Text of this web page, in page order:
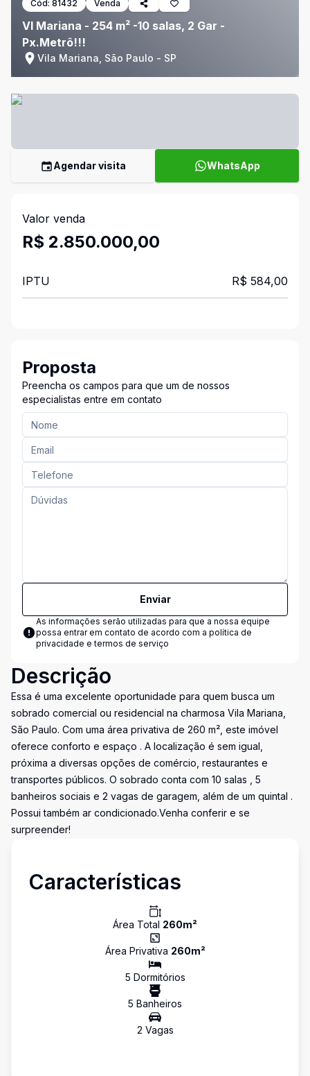
Cód: 81432 Venda
Vl Mariana - 254 m² -10 salas, 2 Gar -
Px.Metrô!!!
Vila Mariana, São Paulo - SP
Agendar visita WhatsApp
Valor venda
R$ 2.850.000,00
IPTU R$ 584,00
Proposta
Preencha os campos para que um de nossos
especialistas entre em contato
Enviar
As informações serão utilizadas para que a nossa equipe
possa entrar em contato de acordo com a política de
privacidade e termos de serviço
Descrição
Essa é uma excelente oportunidade para quem busca um
sobrado comercial ou residencial na charmosa Vila Mariana,
São Paulo. Com uma área privativa de 260 m², este imóvel
oferece conforto e espaço . A localização é sem igual,
próxima a diversas opções de comércio, restaurantes e
transportes públicos. O sobrado conta com 10 salas , 5
banheiros sociais e 2 vagas de garagem, além de um quintal .
Possui também ar condicionado.Venha conferir e se
surpreender!
Características
Área Total 260m²
Área Privativa 260m²
5 Dormitórios
5 Banheiros
2 Vagas